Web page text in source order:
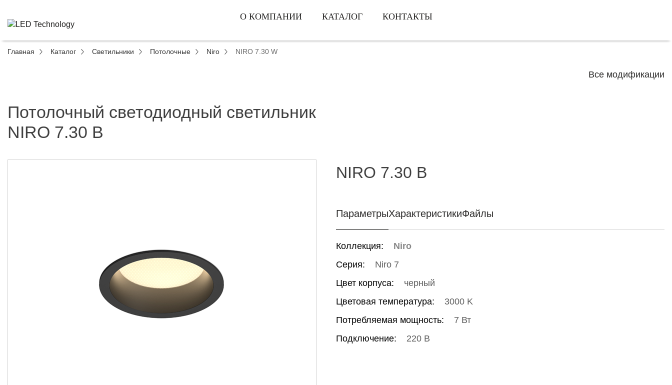
О КОМПАНИИ КАТАЛОГ КОНТАКТЫ
Главная Каталог Светильники Потолочные Niro NIRO 7.30 W
Все модификации
Потолочный светодиодный светильник
NIRO 7.30 B
NIRO 7.30 B
ПараметрыХарактеристикиФайлы
Коллекция:
Niro
Серия:
Niro 7
Цвет корпуса:
черный
Цветовая температура:
3000 K
Потребляемая мощность:
7 Вт
Подключение:
220 В